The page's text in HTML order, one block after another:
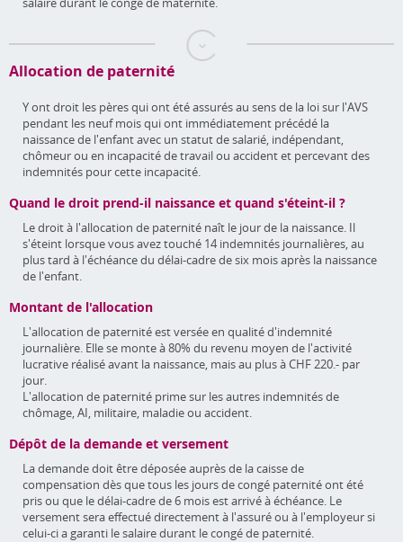
Allocation de paternité
Y ont droit les pères qui ont été assurés au sens de la loi sur l'AVS
pendant les neuf mois qui ont immédiatement précédé la
naissance de l'enfant avec un statut de salarié, indépendant,
chômeur ou en incapacité de travail ou accident et percevant des
indemnités pour cette incapacité.
Quand le droit prend-il naissance et quand s'éteint-il ?
Le droit à l'allocation de paternité naît le jour de la naissance. Il
s'éteint lorsque vous avez touché 14 indemnités journalières, au
plus tard à l'échéance du délai-cadre de six mois après la naissance
de l'enfant.
Montant de l'allocation
L'allocation de paternité est versée en qualité d'indemnité
journalière. Elle se monte à 80% du revenu moyen de l'activité
lucrative réalisé avant la naissance, mais au plus à CHF 220.- par
jour.
L'allocation de paternité prime sur les autres indemnités de
chômage, AI, militaire, maladie ou accident.
Dépôt de la demande et versement
La demande doit être déposée auprès de la caisse de
compensation dès que tous les jours de congé paternité ont été
pris ou que le délai-cadre de 6 mois est arrivé à échéance. Le
versement sera effectué directement à l'assuré ou à l'employeur si
celui-ci a garanti le salaire durant le congé de paternité.